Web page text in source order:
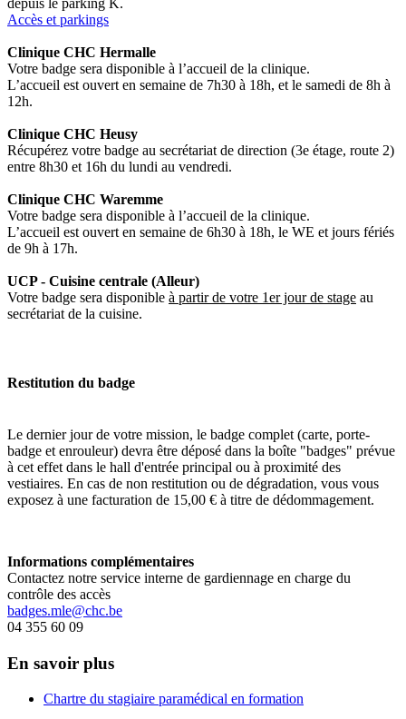
depuis le parking K.
Accès et parkings
Clinique CHC Hermalle
Votre badge sera disponible à l’accueil de la clinique.
L’accueil est ouvert en semaine de 7h30 à 18h, et le samedi de 8h à
12h.
Clinique CHC Heusy
Récupérez votre badge au secrétariat de direction (3e étage, route 2)
entre 8h30 et 16h du lundi au vendredi.
Clinique CHC Waremme
Votre badge sera disponible à l’accueil de la clinique.
L’accueil est ouvert en semaine de 6h30 à 18h, le WE et jours fériés
de 9h à 17h.
UCP - Cuisine centrale (Alleur)
Votre badge sera disponible à partir de votre 1er jour de stage au
secrétariat de la cuisine.
Restitution du badge
Le dernier jour de votre mission, le badge complet (carte, porte-
badge et enrouleur) devra être déposé dans la boîte "badges" prévue
à cet effet dans le hall d'entrée principal ou à proximité des
vestiaires. En cas de non restitution ou de dégradation, vous vous
exposez à une facturation de 15,00 € à titre de dédommagement.
Informations complémentaires
Contactez notre service interne de gardiennage en charge du
contrôle des accès
badges.mle@chc.be
04 355 60 09
En savoir plus
Chartre du stagiaire paramédical en formation